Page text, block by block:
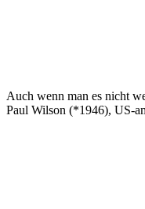
Auch wenn man es nicht
Paul Wilson (*1946), US-